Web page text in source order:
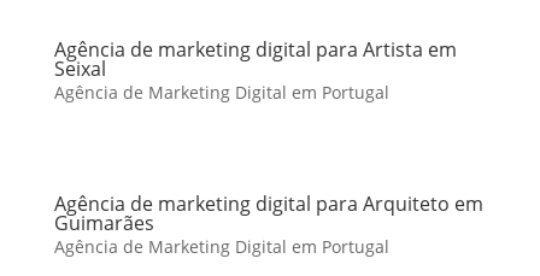
Agência de marketing digital para Artista em
Seixal
Agência de Marketing Digital em Portugal
Agência de marketing digital para Arquiteto em
Guimarães
Agência de Marketing Digital em Portugal